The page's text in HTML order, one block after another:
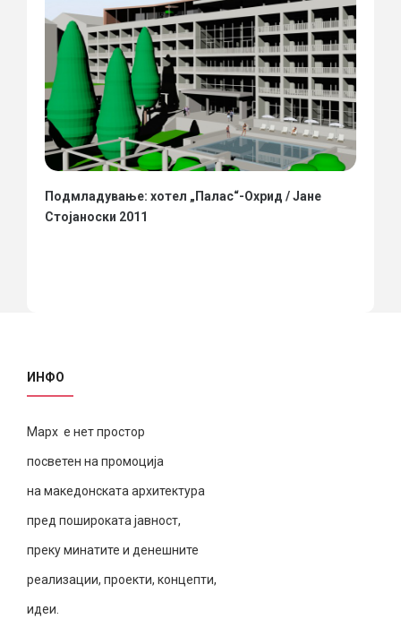
Подмладување: хотел „Палас“-Охрид / Јане
Стојаноски 2011
ИНФО
Марх е нет простор
посветен на промоција
на македонската архитектура
пред пошироката јавност,
преку минатите и денешните
реализации, проекти, концепти,
идеи.